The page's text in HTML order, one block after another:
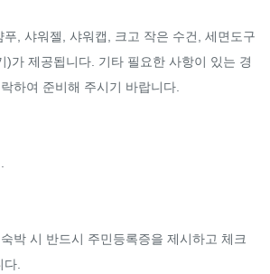
, 샤워젤, 샤워캡, 크고 작은 수건, 세면도구
)가 제공됩니다. 기타 필요한 사항이 있는 경
하여 준비해 주시기 바랍니다.
박 시 반드시 주민등록증을 제시하고 체크
.